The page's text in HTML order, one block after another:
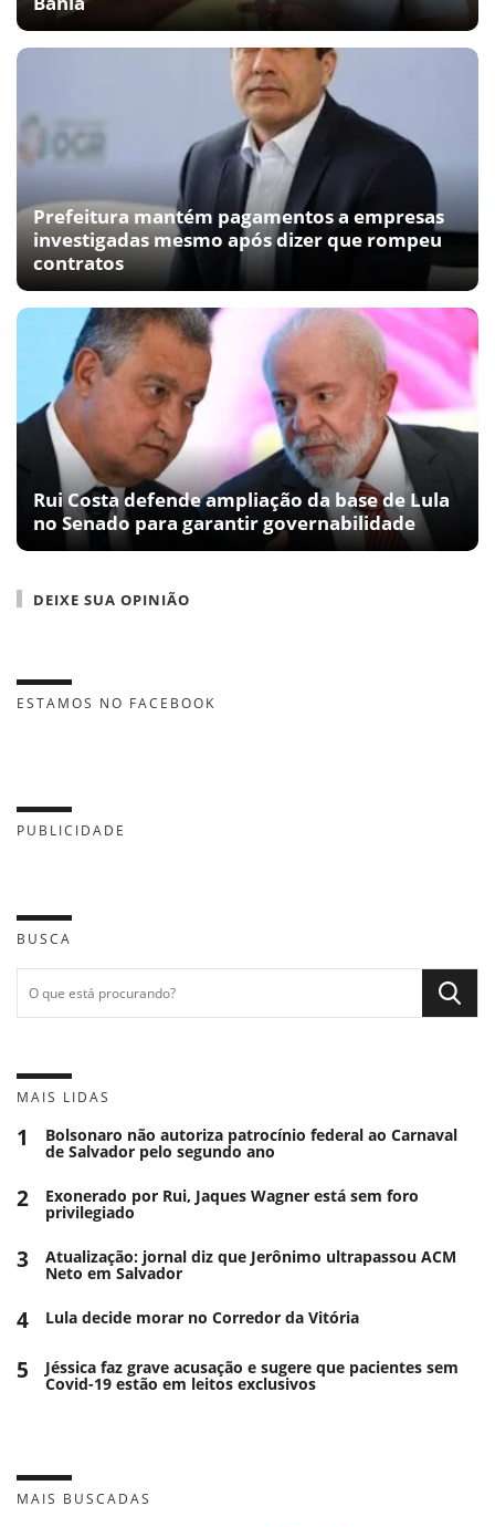
Prefeitura mantém pagamentos a empresas
investigadas mesmo após dizer que rompeu
contratos
Rui Costa defende ampliação da base de Lula
no Senado para garantir governabilidade
DEIXE SUA OPINIÃO
ESTAMOS NO FACEBOOK
PUBLICIDADE
BUSCA
MAIS LIDAS
1 Bolsonaro não autoriza patrocínio federal ao Carnaval
de Salvador pelo segundo ano
2 Exonerado por Rui, Jaques Wagner está sem foro
privilegiado
3 Atualização: jornal diz que Jerônimo ultrapassou ACM
Neto em Salvador
4 Lula decide morar no Corredor da Vitória
5 Jéssica faz grave acusação e sugere que pacientes sem
Covid-19 estão em leitos exclusivos
MAIS BUSCADAS